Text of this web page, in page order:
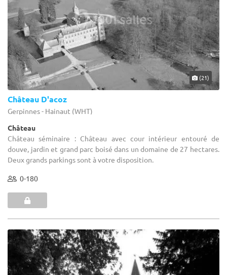
(21)
Château D'acoz
Gerpinnes - Hainaut (WHT)
Château
Château séminaire : Château avec cour intérieur entouré de
douve, jardin et grand parc boisé dans un domaine de 27 hectares.
Deux grands parkings sont à votre disposition.
0-180